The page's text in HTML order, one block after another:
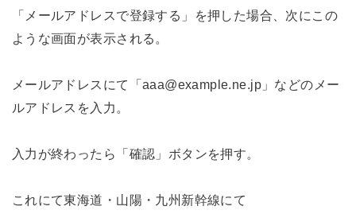
「メールアドレスで登録する」を押した場合、次にこの
ような画面が表示される。
メールアドレスにて「aaa@example.ne.jp」などのメー
ルアドレスを入力。
入力が終わったら「確認」ボタンを押す。
これにて東海道・山陽・九州新幹線にて